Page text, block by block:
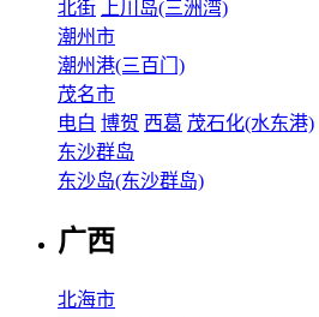
北街
上川岛(三洲湾)
潮州市
潮州港(三百门)
茂名市
电白 博贺 西葛 茂石化(水东港)
东沙群岛
东沙岛(东沙群岛)
广西
北海市